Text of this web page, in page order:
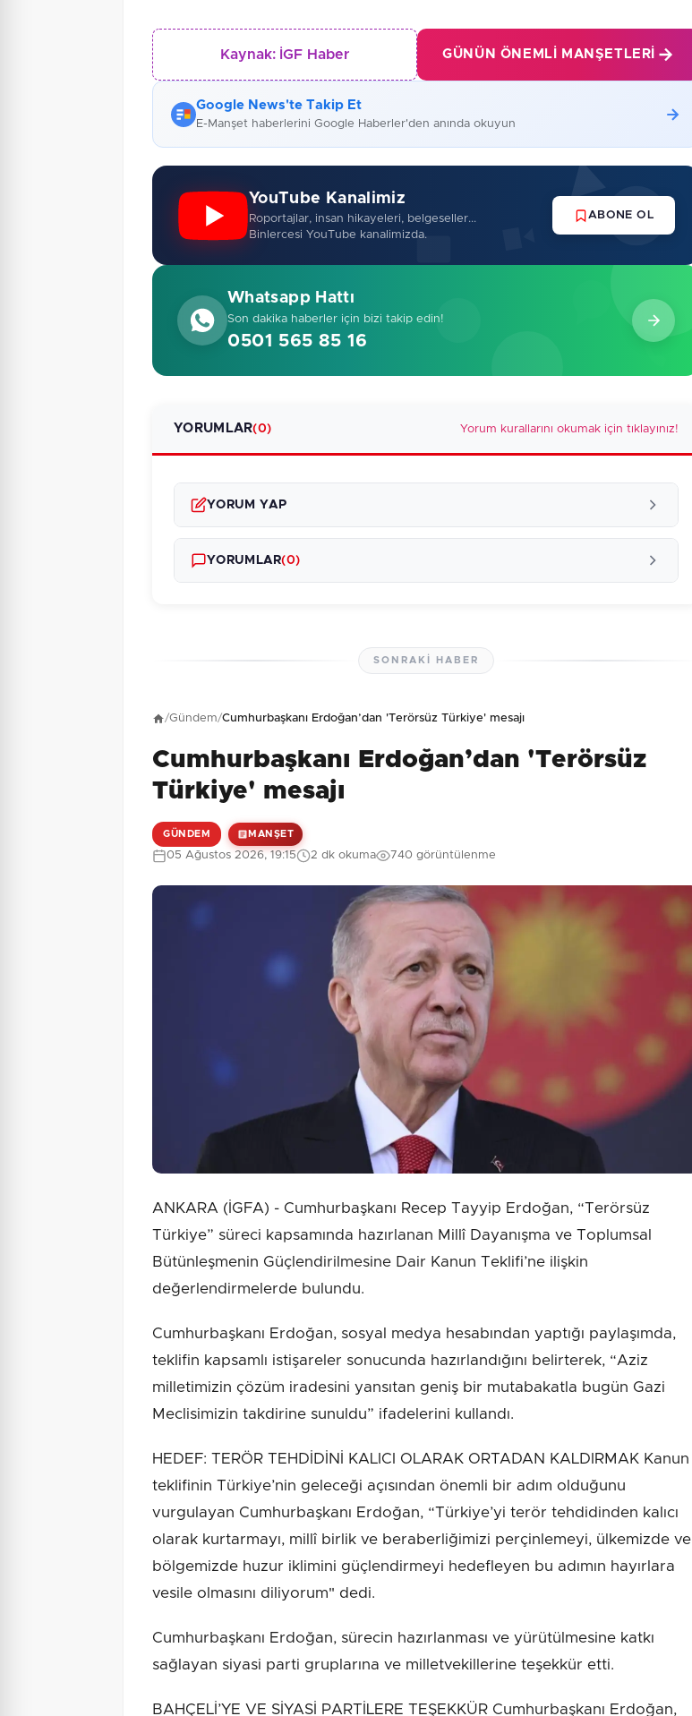
Kaynak: İGF Haber GÜNÜN ÖNEMLI MANŞETLERI
Google News'te Takip Et
E-Manşet haberlerini Google Haberler'den anında okuyun
YouTube Kanalimiz
Roportajlar, insan hikayeleri, belgeseller...
Binlercesi YouTube kanalimizda.
ABONE OL
Whatsapp Hattı
Son dakika haberler için bizi takip edin!
0501 565 85 16
YORUMLAR(0) Yorum kurallarını okumak için tıklayınız!
YORUM YAP
Güvenlik Sorusu: 1 + 10 = ? Gönder
YORUMLAR(0)
SONRAKI HABER
/Gündem/Cumhurbaşkanı Erdoğan’dan 'Terörsüz Türkiye' mesajı
Cumhurbaşkanı Erdoğan’dan 'Terörsüz
Türkiye' mesajı
GÜNDEM MANŞET
05 Ağustos 2026, 19:15 2 dk okuma 740 görüntülenme
ANKARA (İGFA) - Cumhurbaşkanı Recep Tayyip Erdoğan, “Terörsüz
Türkiye” süreci kapsamında hazırlanan Millî Dayanışma ve Toplumsal
Bütünleşmenin Güçlendirilmesine Dair Kanun Teklifi’ne ilişkin
değerlendirmelerde bulundu.
Cumhurbaşkanı Erdoğan, sosyal medya hesabından yaptığı paylaşımda,
teklifin kapsamlı istişareler sonucunda hazırlandığını belirterek, “Aziz
milletimizin çözüm iradesini yansıtan geniş bir mutabakatla bugün Gazi
Meclisimizin takdirine sunuldu” ifadelerini kullandı.
HEDEF: TERÖR TEHDİDİNİ KALICI OLARAK ORTADAN KALDIRMAK Kanun
teklifinin Türkiye’nin geleceği açısından önemli bir adım olduğunu
vurgulayan Cumhurbaşkanı Erdoğan, “Türkiye’yi terör tehdidinden kalıcı
olarak kurtarmayı, millî birlik ve beraberliğimizi perçinlemeyi, ülkemizde ve
bölgemizde huzur iklimini güçlendirmeyi hedefleyen bu adımın hayırlara
vesile olmasını diliyorum" dedi.
Cumhurbaşkanı Erdoğan, sürecin hazırlanması ve yürütülmesine katkı
sağlayan siyasi parti gruplarına ve milletvekillerine teşekkür etti.
BAHÇELİ’YE VE SİYASİ PARTİLERE TEŞEKKÜR Cumhurbaşkanı Erdoğan,